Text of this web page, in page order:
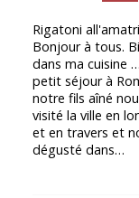
Rigatoni
Bonjour à tous.
dans ma cuisine
petit séjour à
notre fils aîné
visité la ville en
et en travers et
dégusté dans…